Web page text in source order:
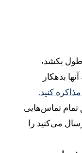
بکشد،
بدهکار
کنید.
تماس‌هایی
می‌کنید را